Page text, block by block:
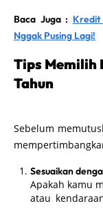
Baca Juga : Kredit
Nggak Pusing Lagi!
Tips Memilih
Tahun
Sebelum
Sesuaikan
Apakah kamu
atau